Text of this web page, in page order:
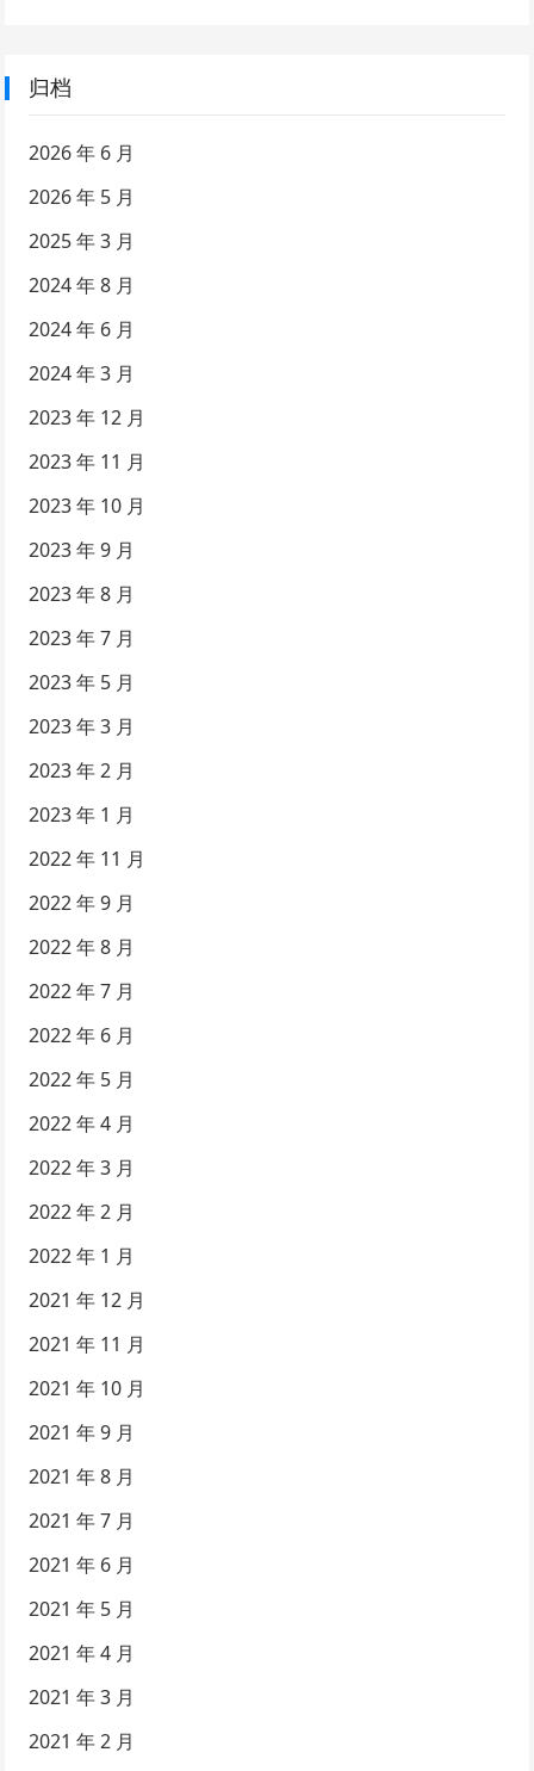
归档
2026 年 6 月
2026 年 5 月
2025 年 3 月
2024 年 8 月
2024 年 6 月
2024 年 3 月
2023 年 12 月
2023 年 11 月
2023 年 10 月
2023 年 9 月
2023 年 8 月
2023 年 7 月
2023 年 5 月
2023 年 3 月
2023 年 2 月
2023 年 1 月
2022 年 11 月
2022 年 9 月
2022 年 8 月
2022 年 7 月
2022 年 6 月
2022 年 5 月
2022 年 4 月
2022 年 3 月
2022 年 2 月
2022 年 1 月
2021 年 12 月
2021 年 11 月
2021 年 10 月
2021 年 9 月
2021 年 8 月
2021 年 7 月
2021 年 6 月
2021 年 5 月
2021 年 4 月
2021 年 3 月
2021 年 2 月